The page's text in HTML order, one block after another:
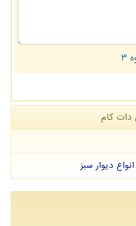
دات كام
دیوار سبز